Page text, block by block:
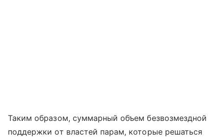
Таким образом, суммарный объем безвозмездной
поддержки от властей парам, которые решаться